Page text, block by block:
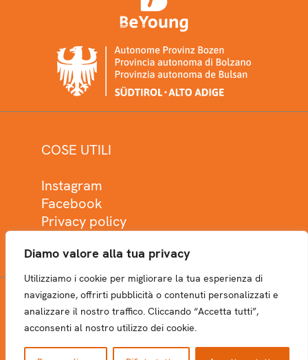
Diamo valore alla tua privacy
Utilizziamo i cookie per migliorare la tua esperienza di
navigazione, offrirti pubblicità o contenuti personalizzati e
analizzare il nostro traffico. Cliccando “Accetta tutti”,
acconsenti al nostro utilizzo dei cookie.
COSE UTILI
Instagram
Facebook
Privacy policy
NEWSLETTER